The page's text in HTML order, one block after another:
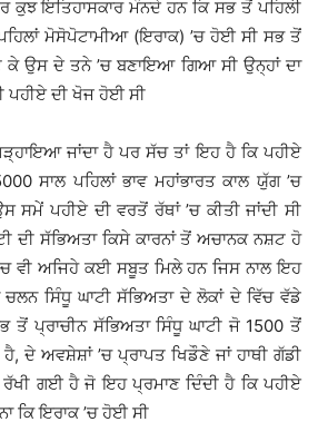
ਕੁਝ ਇਤਿਹਾਸਕਾਰ ਮੰਨਦੇ ਹਨ ਕਿ ਸਭ ਤੋਂ ਪਹਿਲੀ
ਮੋਸੋਪੋਟਾਮੀਆ (ਇਰਾਕ) ’ਚ ਹੋਈ ਸੀ ਸਭ ਤੋਂ
ਉਸ ਦੇ ਤਨੇ ’ਚ ਬਣਾਇਆ ਗਿਆ ਸੀ ਉਨ੍ਹਾਂ ਦਾ
ਪਹੀਏ ਦੀ ਖੋਜ ਹੋਈ ਸੀ
ਜਾਂਦਾ ਹੈ ਪਰ ਸੱਚ ਤਾਂ ਇਹ ਹੈ ਕਿ ਪਹੀਏ
ਸਾਲ ਪਹਿਲਾਂ ਭਾਵ ਮਹਾਂਭਾਰਤ ਕਾਲ ਯੁੱਗ ’ਚ
ਸਮੇਂ ਪਹੀਏ ਦੀ ਵਰਤੋਂ ਰੱਥਾਂ ’ਚ ਕੀਤੀ ਜਾਂਦੀ ਸੀ
ਦੀ ਸੱਭਿਅਤਾ ਕਿਸੇ ਕਾਰਨਾਂ ਤੋਂ ਅਚਾਨਕ ਨਸ਼ਟ ਹੋ
ਵੀ ਅਜਿਹੇ ਕਈ ਸਬੂਤ ਮਿਲੇ ਹਨ ਜਿਸ ਨਾਲ ਇਹ
ਚਲਨ ਸਿੰਧੂ ਘਾਟੀ ਸੱਭਿਅਤਾ ਦੇ ਲੋਕਾਂ ਦੇ ਵਿੱਚ ਵੱਡੇ
ਤੋਂ ਪ੍ਰਾਚੀਨ ਸੱਭਿਅਤਾ ਸਿੰਧੂ ਘਾਟੀ ਜੋ 1500 ਤੋਂ
ਦੇ ਅਵਸ਼ੇਸ਼ਾਂ ’ਚ ਪ੍ਰਾਪਤ ਖਿਡੌਣੇ ਜਾਂ ਹਾਥੀ ਗੱਡੀ
ਗਈ ਹੈ ਜੋ ਇਹ ਪ੍ਰਮਾਣ ਦਿੰਦੀ ਹੈ ਕਿ ਪਹੀਏ
ਕਿ ਇਰਾਕ ’ਚ ਹੋਈ ਸੀ